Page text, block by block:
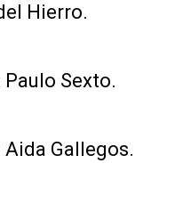
Hierro.
Sexto.
Gallegos.